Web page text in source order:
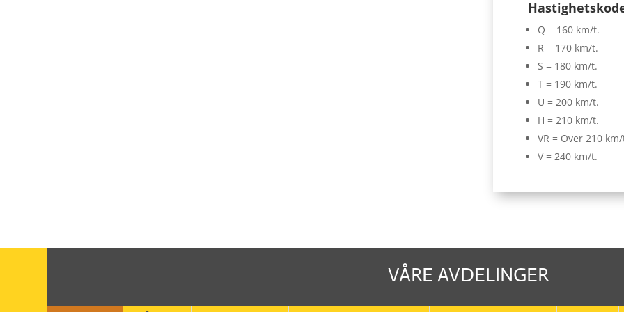
Q = 160 km/t.
R = 170 km/t.
S = 180 km/t.
T = 190 km/t.
U = 200 km/t.
H = 210 km/t.
VR = Over 210
V = 240 km/t.
VÅRE AVDELINGER